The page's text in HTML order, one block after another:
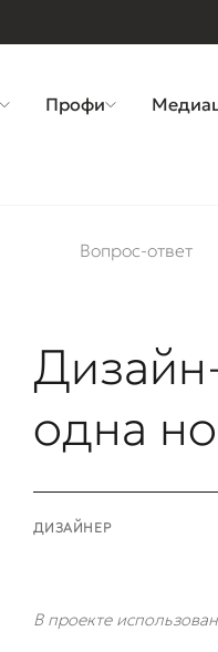
Профи
Вопрос-ответ
одна
ДИЗАЙНЕР
В проекте использован